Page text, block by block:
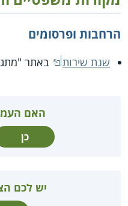
הרחבות ופרסומים
שנת שירות באתר
האם
כן
יש לכם